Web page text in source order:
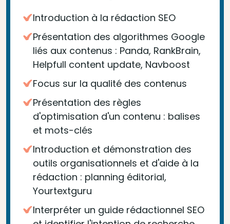
Introduction à la rédaction SEO
Présentation des algorithmes Google
liés aux contenus : Panda, RankBrain,
Helpfull content update, Navboost
Focus sur la qualité des contenus
Présentation des règles
d'optimisation d'un contenu : balises
et mots-clés
Introduction et démonstration des
outils organisationnels et d'aide à la
rédaction : planning éditorial,
Yourtextguru
Interpréter un guide rédactionnel SEO